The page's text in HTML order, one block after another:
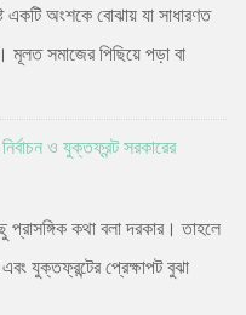
একটি অংশকে বোঝায় যা সাধারণত
মূলত সমাজের পিছিয়ে পড়া বা
ও যুক্তফ্রন্ট সরকারের
কথা বলা দরকার। তাহলে
যুক্তফ্রন্টের প্রেক্ষাপট বুঝা